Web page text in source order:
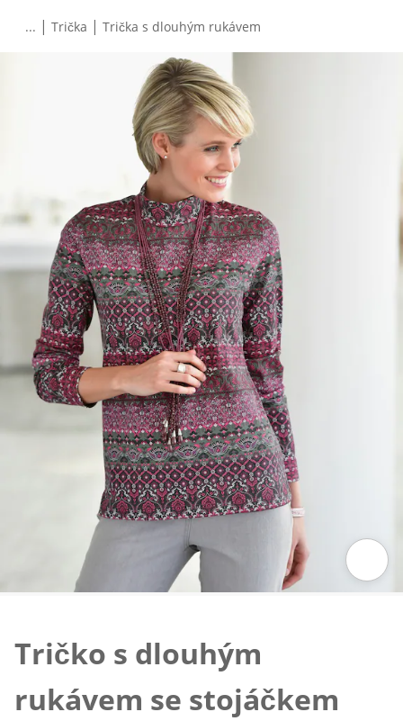
... | Trička | Trička s dlouhým rukávem
Tričko s dlouhým
rukávem se stojáčkem